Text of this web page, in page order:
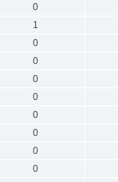
0
1
0
0
0
0
0
0
0
0